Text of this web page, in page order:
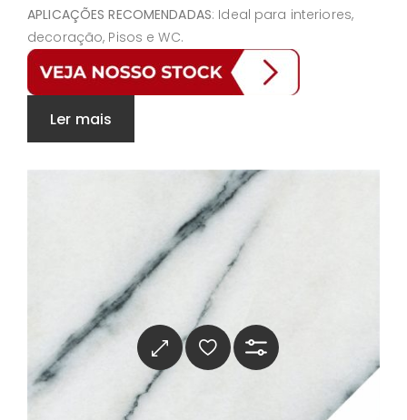
APLICAÇÕES RECOMENDADAS: Ideal para interiores,
decoração, Pisos e WC.
Ler mais